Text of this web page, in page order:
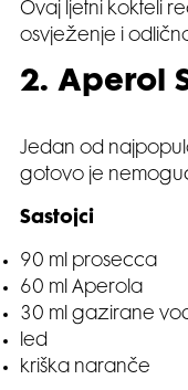
Ovaj ljetni kokteli
osvježenje i
2. Aperol
Jedan od
gotovo je
Sastojci
90 ml prosecca
60 ml Aperola
30 ml gazirane
led
kriška naranče